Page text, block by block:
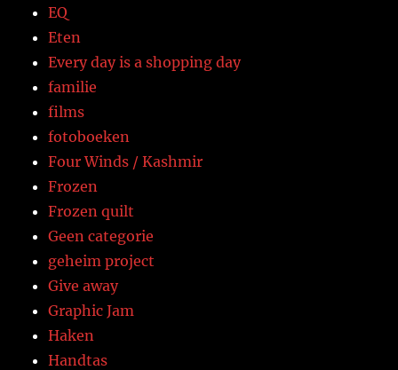
EQ
Eten
Every day is a shopping day
familie
films
fotoboeken
Four Winds / Kashmir
Frozen
Frozen quilt
Geen categorie
geheim project
Give away
Graphic Jam
Haken
Handtas